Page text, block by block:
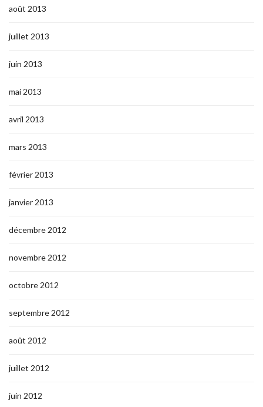
août 2013
juillet 2013
juin 2013
mai 2013
avril 2013
mars 2013
février 2013
janvier 2013
décembre 2012
novembre 2012
octobre 2012
septembre 2012
août 2012
juillet 2012
juin 2012